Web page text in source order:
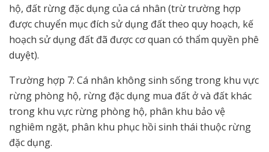
hộ, đất rừng đặc dụng của cá nhân (trừ trường hợp
được chuyển mục đích sử dụng đất theo quy hoạch, kế
hoạch sử dụng đất đã được cơ quan có thẩm quyền phê
duyệt).
Trường hợp 7: Cá nhân không sinh sống trong khu vực
rừng phòng hộ, rừng đặc dụng mua đất ở và đất khác
trong khu vực rừng phòng hộ, phân khu bảo vệ
nghiêm ngặt, phân khu phục hồi sinh thái thuộc rừng
đặc dụng.